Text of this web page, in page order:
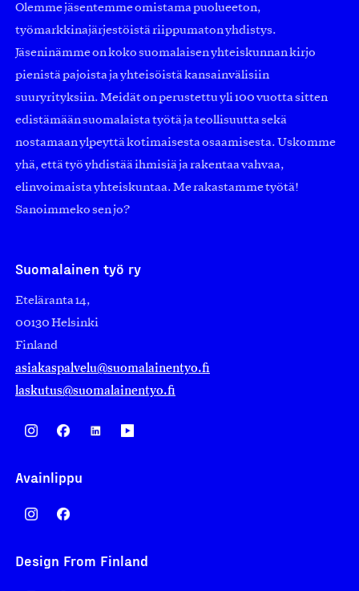
Olemme jäsentemme omistama puolueeton,
työmarkkinajärjestöistä riippumaton yhdistys.
Jäseninämme on koko suomalaisen yhteiskunnan kirjo
pienistä pajoista ja yhteisöistä kansainvälisiin
suuryrityksiin. Meidät on perustettu yli 100 vuotta sitten
edistämään suomalaista työtä ja teollisuutta sekä
nostamaan ylpeyttä kotimaisesta osaamisesta. Uskomme
yhä, että työ yhdistää ihmisiä ja rakentaa vahvaa,
elinvoimaista yhteiskuntaa. Me rakastamme työtä!
Sanoimmeko sen jo?
Suomalainen työ ry
Eteläranta 14,
00130 Helsinki
Finland
asiakaspalvelu@suomalainentyo.fi
laskutus@suomalainentyo.fi
Avainlippu
Design From Finland